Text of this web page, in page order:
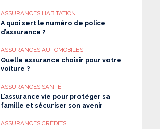
ASSURANCES HABITATION
A quoi sert le numéro de police
d’assurance ?
ASSURANCES AUTOMOBILES
Quelle assurance choisir pour votre
voiture ?
ASSURANCES SANTÉ
L’assurance vie pour protéger sa
famille et sécuriser son avenir
ASSURANCES CRÉDITS